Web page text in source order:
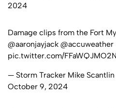
2024
Damage clips from the Fort
@aaronjayjack @accuweather
pic.twitter.com/FFaWQJMO2N
— Storm Tracker Mike
October 9, 2024